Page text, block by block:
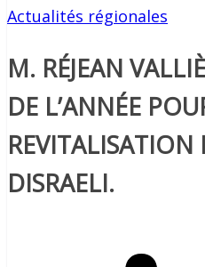
Actualités régionales
M. RÉJEAN
DE L’ANNÉE
REVITALISATION
DISRAELI.